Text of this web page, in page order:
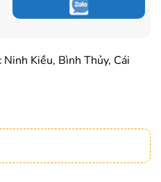
Kiều, Bình Thủy, Cái